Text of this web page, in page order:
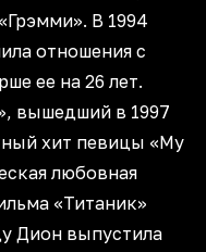
В 1994
отношения с
ее на 26 лет.
вышедший в 1997
хит певицы «My
любовная
«Титаник»
Дион выпустила